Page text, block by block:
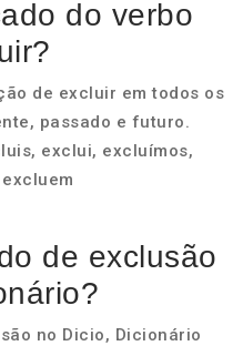
do verbo
de excluir em todos os
passado e futuro.
exclui, excluímos,
de exclusão
no Dicio, Dicionário